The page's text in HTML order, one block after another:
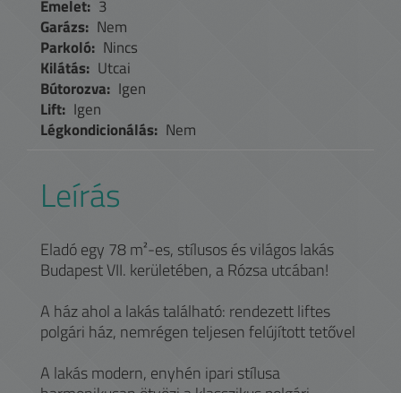
Emelet: 3
Garázs: Nem
Parkoló: Nincs
Kilátás: Utcai
Bútorozva: Igen
Lift: Igen
Légkondicionálás: Nem
Leírás
Eladó egy 78 m²-es, stílusos és világos lakás
Budapest VII. kerületében, a Rózsa utcában!
A ház ahol a lakás található: rendezett liftes
polgári ház, nemrégen teljesen felújított tetővel
A lakás modern, enyhén ipari stílusa